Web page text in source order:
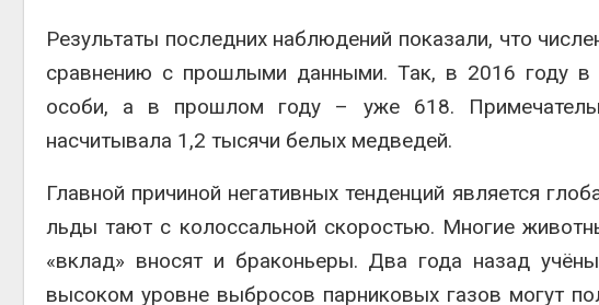
Результаты последних наблюдений показали, что
сравнению с прошлыми данными. Так, в 2016 году в
особи, а в прошлом году – уже 618.
насчитывала 1,2 тысячи белых медведей.
Главной причиной негативных тенденций является
льды тают с колоссальной скоростью. Многие
«вклад» вносят и браконьеры. Два года назад
высоком уровне выбросов парниковых газов могут
соли почти в 20 раз
Авг 6, 2026
задержали более 800
человек в ходе операции
против экологических
Авг 6, 2026
Новый порядок расчёта
нарушений квот на
может появиться в
природными
Авг 7, 2026
экономить воду
Авг 7, 2026